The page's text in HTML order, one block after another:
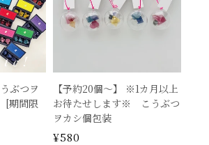
ぶつヲ
期間限
【予約20個～】 ※1カ月以上
お待たせします※ こうぶつ
ヲカシ個包装
通
¥580